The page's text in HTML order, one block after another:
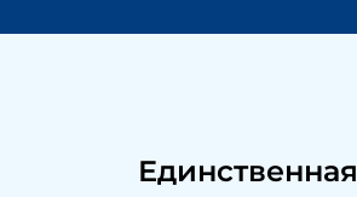
Единственная